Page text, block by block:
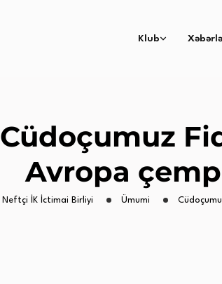
Klub
Cüdoçumuz
Avropa
Neftçi İK İctimai Birliyi Ümumi